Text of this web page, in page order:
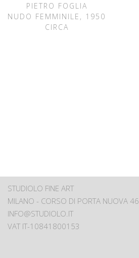
PIETRO FOGLIA
NUDO FEMMINILE, 1950
CIRCA
STUDIOLO FINE ART
MILANO - CORSO DI PORTA NUOVA 46
INFO@STUDIOLO.IT
VAT IT-10841800153